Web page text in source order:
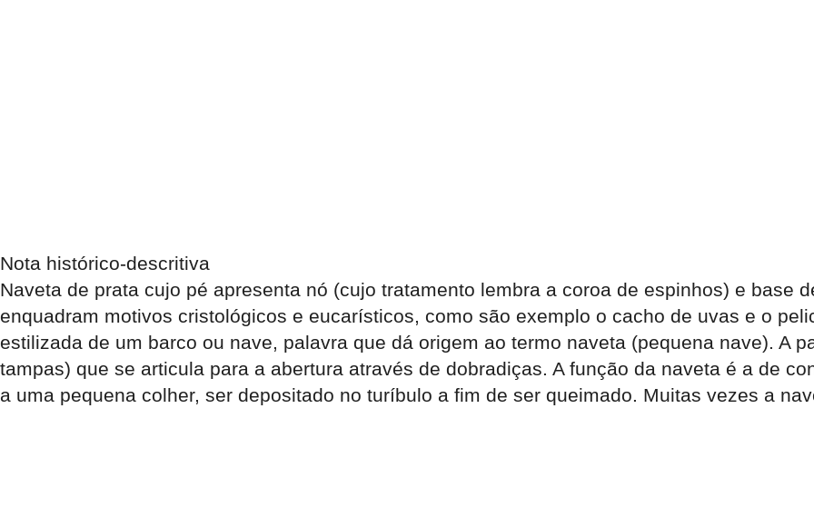
Nota histórico-descritiva
Naveta de prata cujo pé apresenta nó (cujo tratamento lembra a coroa de espinhos) e base
enquadram motivos cristológicos e eucarísticos, como são exemplo o cacho de uvas e o
estilizada de um barco ou nave, palavra que dá origem ao termo naveta (pequena nave). A
tampas) que se articula para a abertura através de dobradiças. A função da naveta é a de
a uma pequena colher, ser depositado no turíbulo a fim de ser queimado. Muitas vezes a